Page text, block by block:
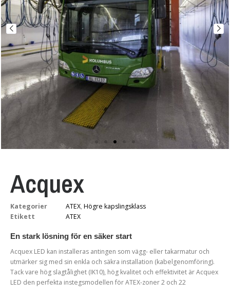
Acquex
Kategorier ATEX, Högre kapslingsklass
Etikett
ATEX
En stark lösning för en säker start
Acquex LED kan installeras antingen som vägg- eller takarmatur och
utmärker sig med sin enkla och säkra installation (kabelgenomföring).
Tack vare hög slagtålighet (IK10), hög kvalitet och effektivitet är Acquex
LED den perfekta instegsmodellen för ATEX-zoner 2 och 22